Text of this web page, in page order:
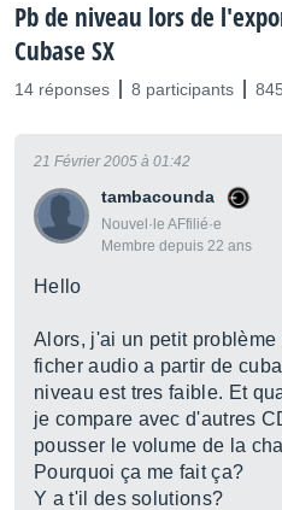
Pb de niveau lors de
Cubase SX
14 réponses 8 participants
tambacounda
Nouvel·le AFfilié·e
Membre depuis 22 ans
21 Février 2005 à 01:42
Hello
Alors, j'ai un petit
ficher audio a partir de
niveau est tres faible. Et
je compare avec d'autres
pousser le volume de la
Pourquoi ça me fait ça?
Y a t'il des solutions?